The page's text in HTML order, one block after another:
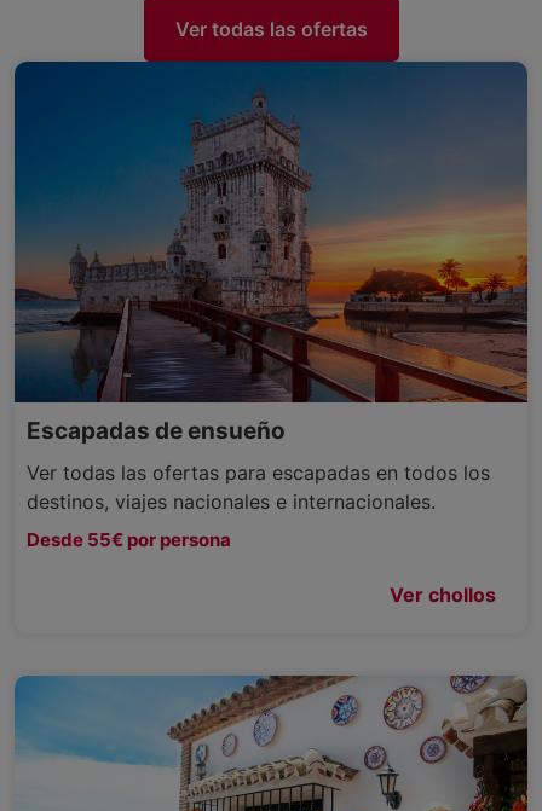
Ver todas las ofertas
Escapadas de ensueño
Ver todas las ofertas para escapadas en todos los
destinos, viajes nacionales e internacionales.
Desde 55€ por persona
Ver chollos